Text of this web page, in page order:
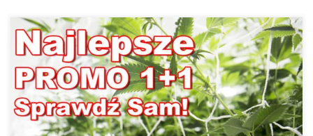
W naszym sklepie znajdziesz Najlepsze Promocje 1+1 na
wybrane odmiany […]